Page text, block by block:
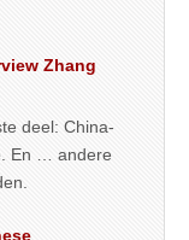
Zhang
deel: China-
En … andere